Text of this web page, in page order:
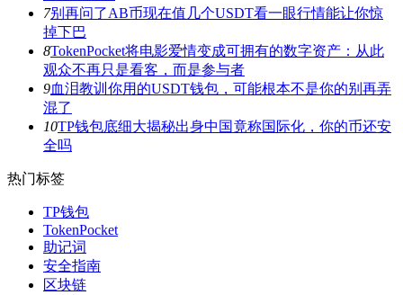
7别再问了AB币现在值几个USDT看一眼行情能让你惊
掉下巴
8TokenPocket将电影爱情变成可拥有的数字资产：从此
观众不再只是看客，而是参与者
9血泪教训你用的USDT钱包，可能根本不是你的别再弄
混了
10TP钱包底细大揭秘出身中国竟称国际化，你的币还安
全吗
热门标签
TP钱包
TokenPocket
助记词
安全指南
区块链